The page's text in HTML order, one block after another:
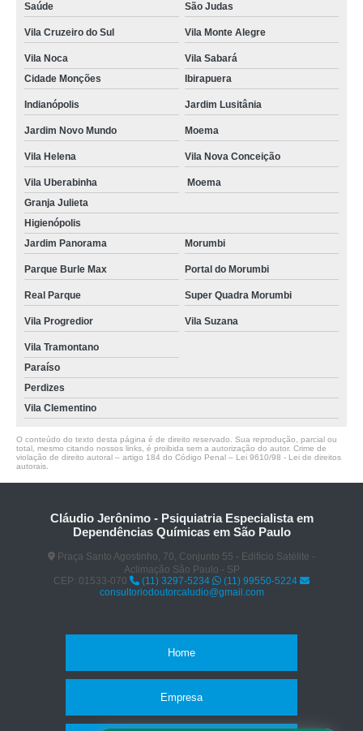
Saúde São Judas
Vila Cruzeiro do Sul Vila Monte Alegre
Vila Noca
Vila Sabará
Cidade Monções
Ibirapuera
Indianópolis Jardim Lusitânia
Jardim Novo Mundo Moema
Vila Helena Vila Nova Conceição
Vila Uberabinha
Moema
Granja Julieta
Higienópolis
Jardim Panorama
Morumbi
Parque Burle Max Portal do Morumbi
Real Parque Super Quadra Morumbi
Vila Progredior Vila Suzana
Vila Tramontano
Paraíso
Perdizes
Vila Clementino
O conteúdo do texto desta página é de direito reservado. Sua reprodução, parcial ou
total, mesmo citando nossos links, é proibida sem a autorização do autor. Crime de
violação de direito autoral – artigo 184 do Código Penal – Lei 9610/98 - Lei de direitos
autorais
Cláudio Jerônimo - Psiquiatria Especialista em
Dependências Químicas em São Paulo
Praça Santo Agostinho, 70, Conjunto 55 - Edifício Satélite -
Aclimação São Paulo - SP
CEP: 01533-070
(11) 3297-5234
(11) 99550-5224
consultoriodoutorcaludio@gmail.com
Home
Empresa